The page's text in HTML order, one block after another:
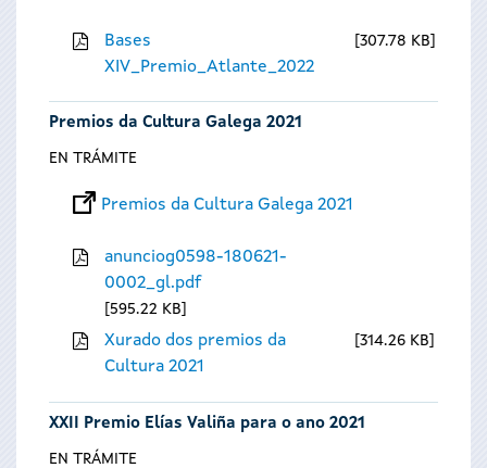
Bases
XIV_Premio_Atlante_2022
307.78 KB
Premios da Cultura Galega 2021
EN TRÁMITE
Premios da Cultura Galega 2021
anunciog0598-180621-
0002_gl.pdf
595.22 KB
Xurado dos premios da
Cultura 2021
314.26 KB
XXII Premio Elías Valiña para o ano 2021
EN TRÁMITE